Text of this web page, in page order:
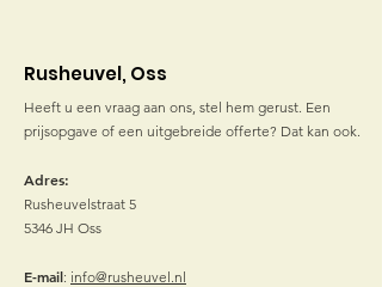
Rusheuvel, Oss
Heeft u een vraag aan ons, stel hem gerust. Een
prijsopgave of een uitgebreide offerte? Dat kan ook.
Adres:
Rusheuvelstraat 5
5346 JH Oss
E-mail: info@rusheuvel.nl